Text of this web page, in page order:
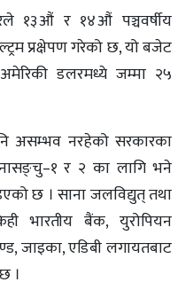
१३औं र १४औं पञ्चवर्षीय
प्रक्षेपण गरेको छ, यो बजेट
डलरमध्ये जम्मा २५
असम्भव नरहेको सरकारका
र २ का लागि भने
छ । साना जलविद्युत् तथा
भारतीय बैंक, युरोपियन
जाइका, एडिबी लगायतबाट
।